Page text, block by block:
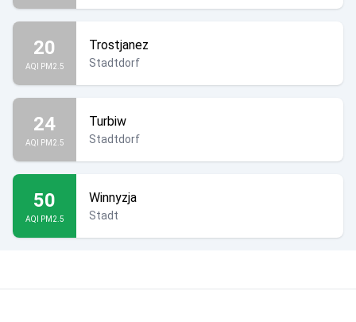
20
AQI PM2.5
Trostjanez
Stadtdorf
24
AQI PM2.5
Turbiw
Stadtdorf
50
AQI PM2.5
Winnyzja
Stadt